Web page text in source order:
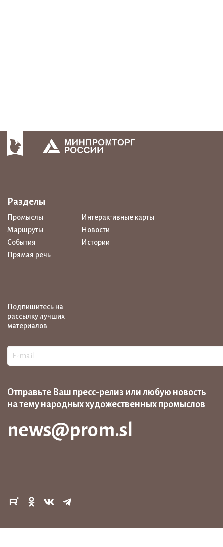
Разделы
Промыслы
Интерактивные карты
Маршруты
Новости
События
Истории
Прямая речь
Подпишитесь на
рассылку лучших
материалов
Отправьте Ваш пресс-релиз или любую новость
на тему народных художественных промыслов
news@prom.sl